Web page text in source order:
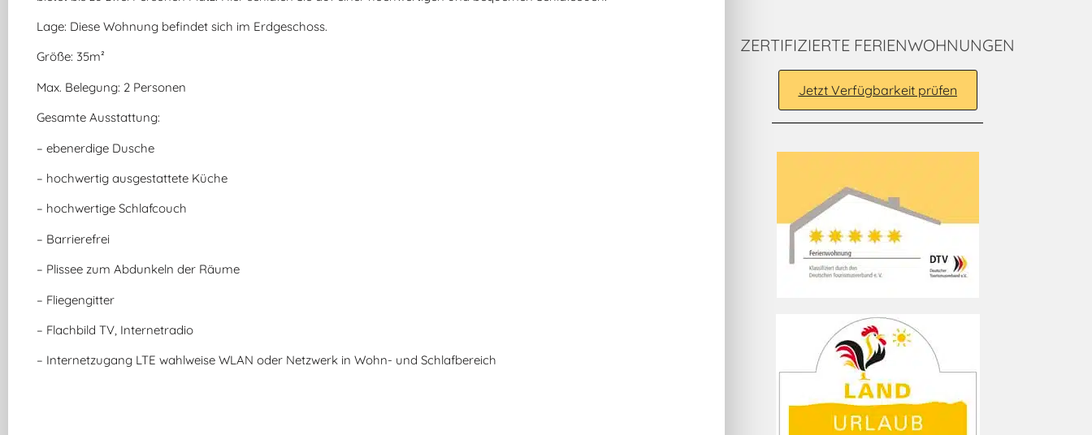
Lage: Diese Wohnung befindet sich im Erdgeschoss.
Größe: 35m²
Max. Belegung: 2 Personen
Gesamte Ausstattung:
– ebenerdige Dusche
– hochwertig ausgestattete Küche
– hochwertige Schlafcouch
– Barrierefrei
– Plissee zum Abdunkeln der Räume
– Fliegengitter
– Flachbild TV, Internetradio
– Internetzugang LTE wahlweise WLAN oder Netzwerk in Wohn- und Schlafbereich
ZERTIFIZIERTE FERIENWOHNUNGEN
Jetzt Verfügbarkeit prüfen